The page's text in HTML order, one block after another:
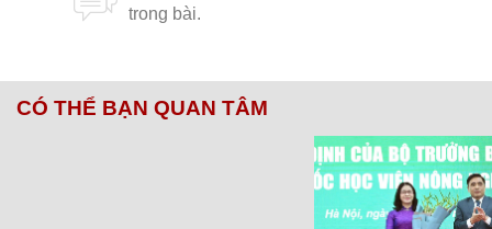
CÓ THỂ BẠN QUAN TÂM